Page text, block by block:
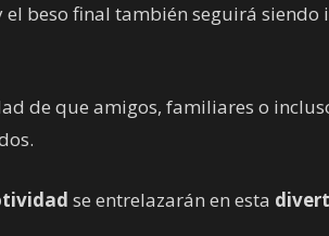
beso final también seguirá siendo
de que amigos, familiares o
se entrelazarán en esta